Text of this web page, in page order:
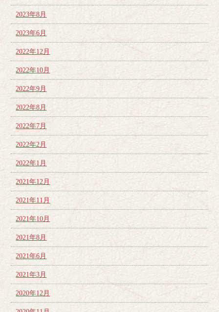
2023年8月
2023年6月
2022年12月
2022年10月
2022年9月
2022年8月
2022年7月
2022年2月
2022年1月
2021年12月
2021年11月
2021年10月
2021年8月
2021年6月
2021年3月
2020年12月